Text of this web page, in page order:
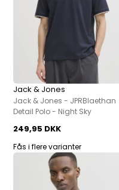
Jack & Jones
Jack & Jones - JPRBlaethan
Detail Polo - Night Sky
249,95 DKK
Fås i flere varianter